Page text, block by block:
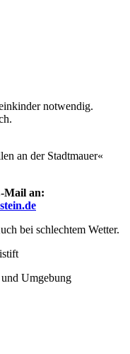
notwendig.
an der Stadtmauer«
Mail an:
bei schlechtem Wetter.
Umgebung